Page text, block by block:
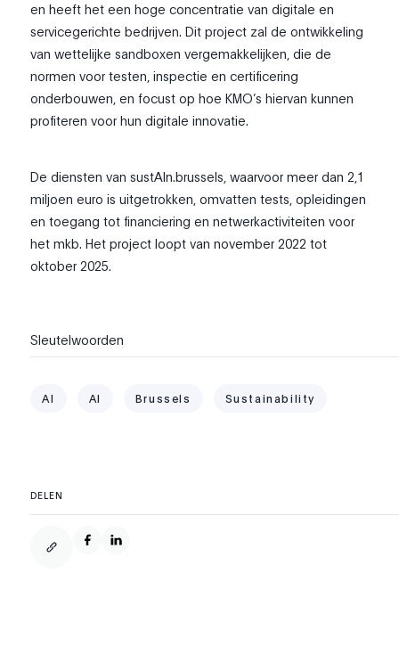
en heeft het een hoge concentratie van digitale en
servicegerichte bedrijven. Dit project zal de ontwikkeling
van wettelijke sandboxen vergemakkelijken, die de
normen voor testen, inspectie en certificering
onderbouwen, en focust op hoe KMO’s hiervan kunnen
profiteren voor hun digitale innovatie.
De diensten van sustAIn.brussels, waarvoor meer dan 2,1
miljoen euro is uitgetrokken, omvatten tests, opleidingen
en toegang tot financiering en netwerkactiviteiten voor
het mkb. Het project loopt van november 2022 tot
oktober 2025.
DELEN
Sleutelwoorden
AI AI Brussels Sustainability